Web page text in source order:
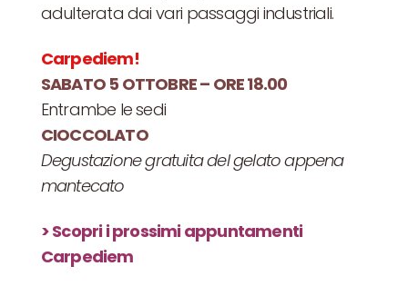
adulterata dai vari passaggi industriali.
Carpediem!
SABATO 5 OTTOBRE – ORE 18.00
Entrambe le sedi
CIOCCOLATO
Degustazione gratuita del gelato appena
mantecato
> Scopri i prossimi appuntamenti
Carpediem